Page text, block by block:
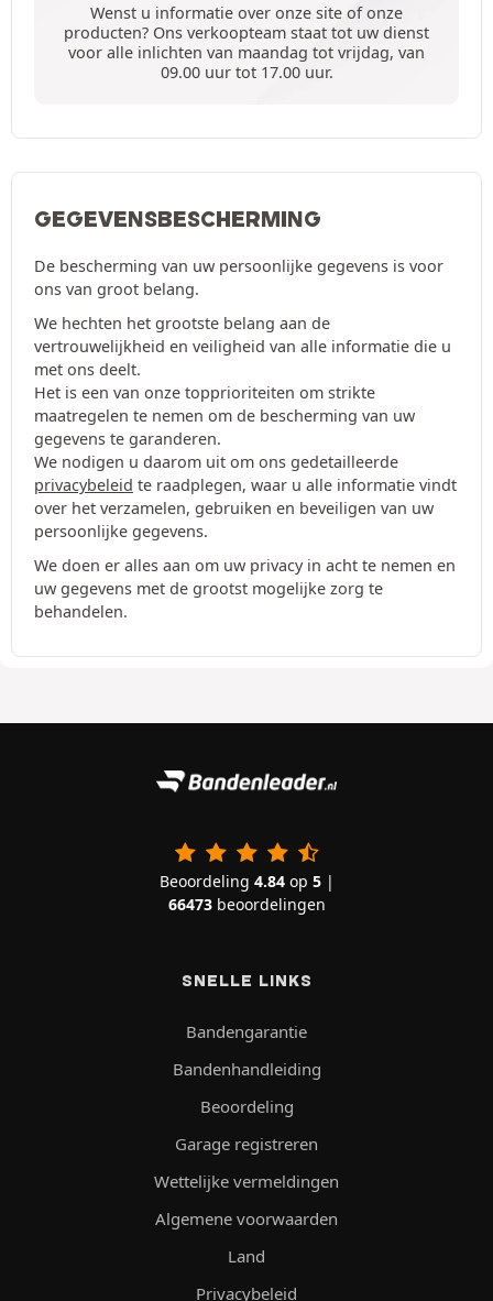
Wenst u informatie over onze site of onze
producten? Ons verkoopteam staat tot uw dienst
voor alle inlichten van maandag tot vrijdag, van
09.00 uur tot 17.00 uur.
GEGEVENSBESCHERMING
De bescherming van uw persoonlijke gegevens is voor
ons van groot belang.
We hechten het grootste belang aan de
vertrouwelijkheid en veiligheid van alle informatie die u
met ons deelt.
Het is een van onze topprioriteiten om strikte
maatregelen te nemen om de bescherming van uw
gegevens te garanderen.
We nodigen u daarom uit om ons gedetailleerde
privacybeleid te raadplegen, waar u alle informatie vindt
over het verzamelen, gebruiken en beveiligen van uw
persoonlijke gegevens.
We doen er alles aan om uw privacy in acht te nemen en
uw gegevens met de grootst mogelijke zorg te
behandelen.
Beoordeling 4.84op 5|
66473beoordelingen
SNELLE LINKS
Bandengarantie
Bandenhandleiding
Beoordeling
Garage registreren
Wettelijke vermeldingen
Algemene voorwaarden
Land
Privacybeleid